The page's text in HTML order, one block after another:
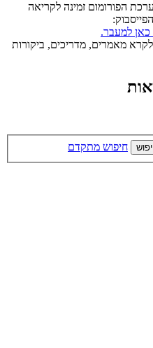
הפורומום זמינה לקריאה
כאן למעבר.
מאמרים, מדריכים, ביקורות
חיפוש מתקדם